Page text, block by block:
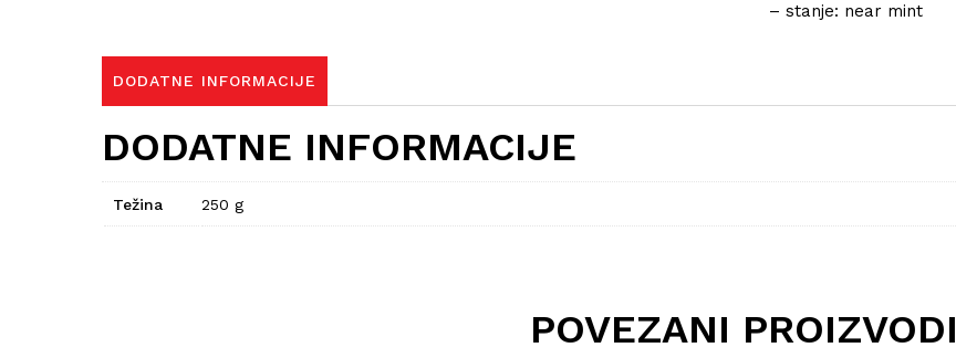
– stanje: near mint
DODATNE INFORMACIJE
DODATNE INFORMACIJE
Težina 250 g
POVEZANI PROIZVODI